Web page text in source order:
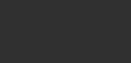
・Androidの設定方法やおススメを紹介
）、Instagram、TikTokで送る方法を解説
機能の使い方や注意点をわかりやすく解説